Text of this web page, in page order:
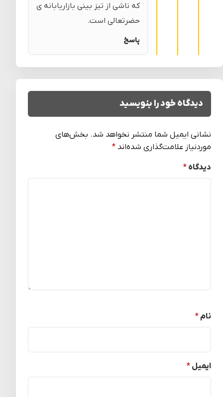
که ناشی از تیز بینی بازاریابانه ی
حضرتعالی است.
پاسخ
دیدگاه خود را بنویسید
نشانی ایمیل شما منتشر نخواهد شد. بخش‌های
موردنیاز علامت‌گذاری شده‌اند *
دیدگاه *
نام *
ایمیل *